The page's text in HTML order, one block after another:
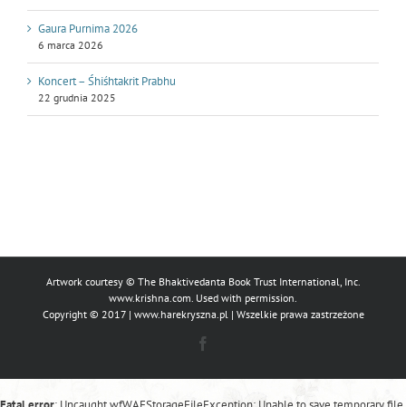
Gaura Purnima 2026
6 marca 2026
Koncert – Śhiśhtakrit Prabhu
22 grudnia 2025
Artwork courtesy © The Bhaktivedanta Book Trust International, Inc.
www.krishna.com . Used with permission.
Copyright © 2017 | www.harekryszna.pl | Wszelkie prawa zastrzeżone